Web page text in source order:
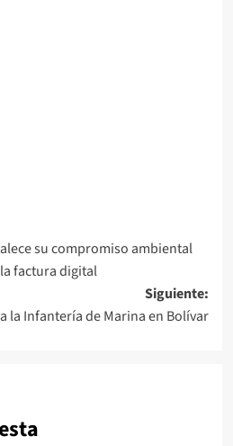
su compromiso ambiental
factura digital
Siguiente:
la Infantería de Marina en Bolívar